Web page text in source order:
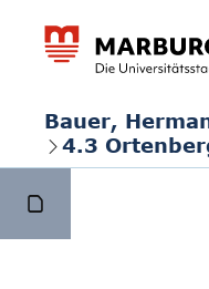
Bauer,
4.3